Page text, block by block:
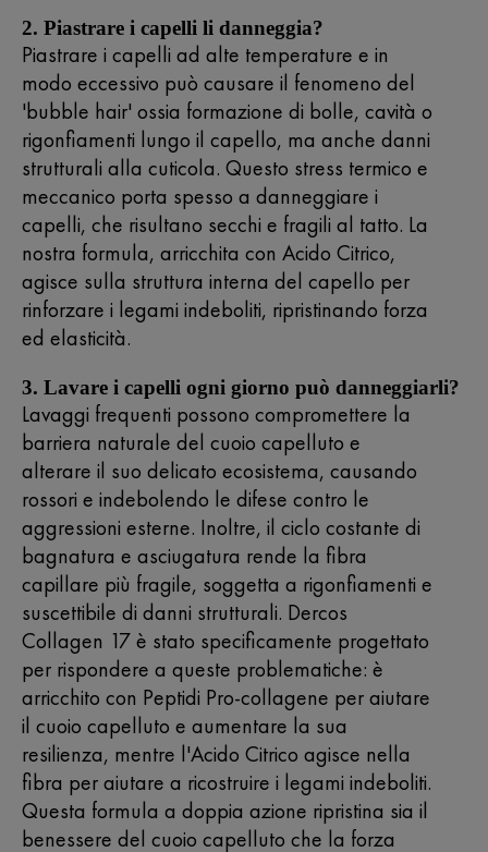
2. Piastrare i capelli li danneggia?
Piastrare i capelli ad alte temperature e in
modo eccessivo può causare il fenomeno del
'bubble hair' ossia formazione di bolle, cavità o
rigonfiamenti lungo il capello, ma anche danni
strutturali alla cuticola. Questo stress termico e
meccanico porta spesso a danneggiare i
capelli, che risultano secchi e fragili al tatto. La
nostra formula, arricchita con Acido Citrico,
agisce sulla struttura interna del capello per
rinforzare i legami indeboliti, ripristinando forza
ed elasticità.
3. Lavare i capelli ogni giorno può danneggiarli?
Lavaggi frequenti possono compromettere la
barriera naturale del cuoio capelluto e
alterare il suo delicato ecosistema, causando
rossori e indebolendo le difese contro le
aggressioni esterne. Inoltre, il ciclo costante di
bagnatura e asciugatura rende la fibra
capillare più fragile, soggetta a rigonfiamenti e
suscettibile di danni strutturali. Dercos
Collagen 17 è stato specificamente progettato
per rispondere a queste problematiche: è
arricchito con Peptidi Pro-collagene per aiutare
il cuoio capelluto e aumentare la sua
resilienza, mentre l'Acido Citrico agisce nella
fibra per aiutare a ricostruire i legami indeboliti.
Questa formula a doppia azione ripristina sia il
benessere del cuoio capelluto che la forza